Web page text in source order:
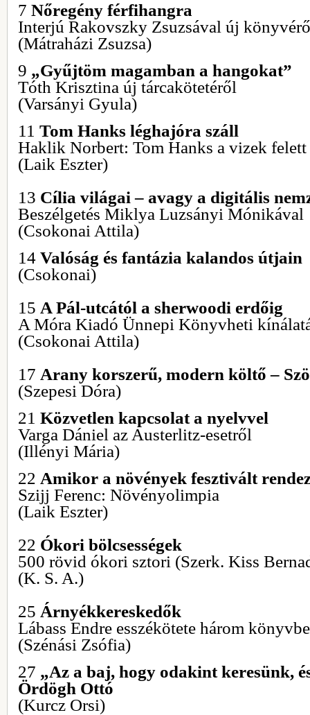
7 Nőregény férfihangra
Interjú Rakovszky Zsuzsával új
(Mátraházi Zsuzsa)
9 „Gyűjtöm magamban a hangokat”
Tóth Krisztina új tárcakötetéről
(Varsányi Gyula)
11 Tom Hanks léghajóra száll
Haklik Norbert: Tom Hanks a vizek felett
(Laik Eszter)
13 Cília világai – avagy a digitális
Beszélgetés Miklya Luzsányi Mónikával
(Csokonai Attila)
14 Valóság és fantázia kalandos útjain
(Csokonai)
15 A Pál-utcától a sherwoodi erdőig
A Móra Kiadó Ünnepi Könyvheti
(Csokonai Attila)
17 Arany korszerű, modern költő –
(Szepesi Dóra)
21 Közvetlen kapcsolat a nyelvvel
Varga Dániel az Austerlitz-esetről
(Illényi Mária)
22 Amikor a növények fesztivált
Szijj Ferenc: Növényolimpia
(Laik Eszter)
22 Ókori bölcsességek
500 rövid ókori sztori (Szerk. Kiss
(K. S. A.)
25 Árnyékkereskedők
Lábass Endre esszékötete három
(Szénási Zsófia)
27 „Az a baj, hogy odakint keresünk,
Ördögh Ottó
(Kurcz Orsi)